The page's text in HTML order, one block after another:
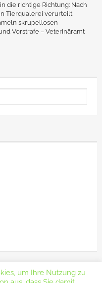
die richtige Richtung: Nach
Tierquälerei verurteilt
skrupellosen
Vorstrafe – Veterinäramt
um Ihre Nutzung zu